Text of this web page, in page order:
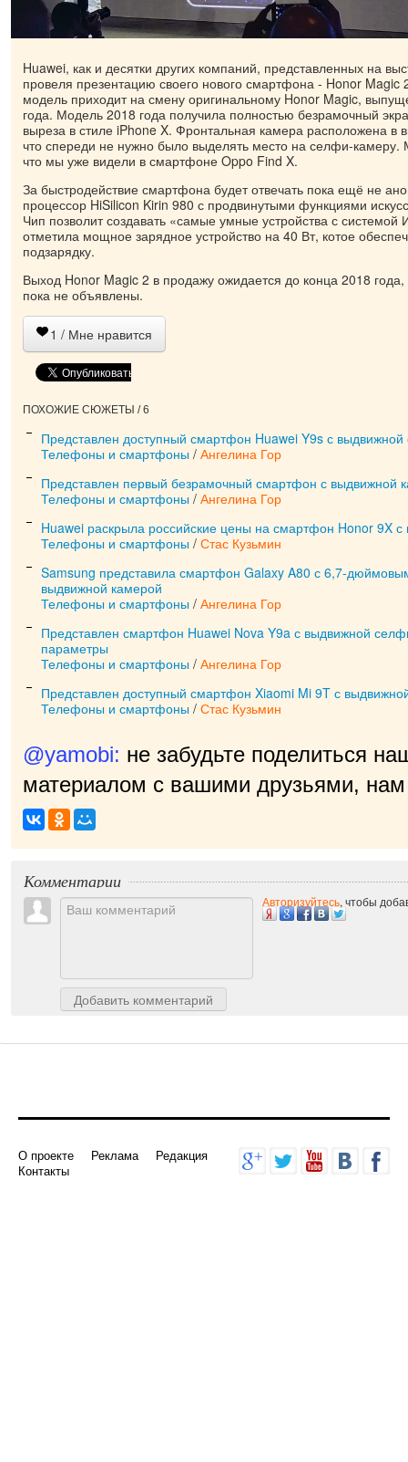
Huawei, как и десятки других компаний, представленных на
провеля презентацию своего нового смартфона - Honor Magic
модель приходит на смену оригинальному Honor Magic,
года. Модель 2018 года получила полностью безрамочный
выреза в стиле iPhone X. Фронтальная камера расположена в
что спереди не нужно было выделять место на селфи-камеру.
что мы уже видели в смартфоне Oppo Find X.
За быстродействие смартфона будет отвечать пока ещё не
процессор HiSilicon Kirin 980 с продвинутыми функциями
Чип позволит создавать «самые умные устройства с
отметила мощное зарядное устройство на 40 Вт, котое
подзарядку.
Выход Honor Magic 2 в продажу ожидается до конца 2018
пока не объявлены.
1 / Мне нравится
ПОХОЖИЕ СЮЖЕТЫ / 6
Представлен доступный смартфон Huawei Y9s с
Телефоны и смартфоны / Ангелина Гор
Представлен первый безрамочный смартфон с выдвижной
Телефоны и смартфоны / Ангелина Гор
Huawei раскрыла российские цены на смартфон Honor 9X
Телефоны и смартфоны / Стас Кузьмин
Samsung представила смартфон Galaxy A80 с 6,7-
выдвижной камерой
Телефоны и смартфоны / Ангелина Гор
Представлен смартфон Huawei Nova Y9a с выдвижной
параметры
Телефоны и смартфоны / Ангелина Гор
Представлен доступный смартфон Xiaomi Mi 9T с
Телефоны и смартфоны / Стас Кузьмин
@yamobi: не забудьте поделиться
материалом с вашими друзьями, нам
Комментарии
Добавить комментарий
Авторизуйтесь, чтобы
О проекте Реклама
Редакция
Контакты